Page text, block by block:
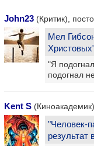
John23 (Критик),
Мел
"Я
подогнал
Kent S
"Человек-
результат